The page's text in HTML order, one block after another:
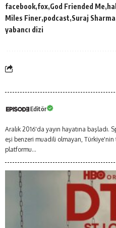
facebook fox God Friended Me
Miles Finer podcast Suraj Sharma
yabancı dizi
Editör
Aralık 2016'da yayın hayatına başladı.
eşi benzeri muadili olmayan,
platformu...